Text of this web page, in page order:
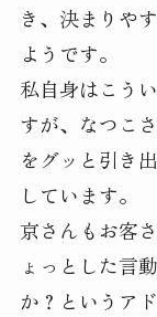
き、決まりや
ようです。
私自身はこう
すが、なつこ
をグッと引き
しています。
京さんもお客
ょっとした言
か？というア